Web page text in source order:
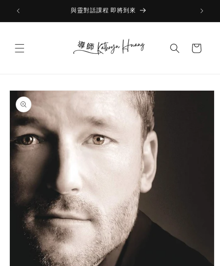
Skip to
content
與靈對話課程 即將到來
Cart
Skip to
product
information